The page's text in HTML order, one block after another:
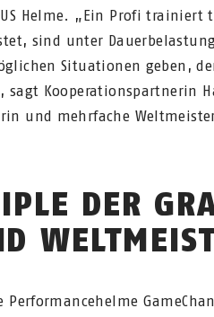
Helme. „Ein Profi trainiert
sind unter
Situationen geben,
sagt Kooperationspartnerin
und mehrfache
DER